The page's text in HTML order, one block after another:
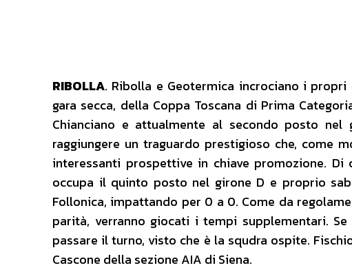
RIBOLLA. Ribolla e Geotermica incrociano i
gara secca, della Coppa Toscana di Prima
Chianciano e attualmente al secondo posto
raggiungere un traguardo prestigioso che, come
interessanti prospettive in chiave promozione.
occupa il quinto posto nel girone D e proprio
Follonica, impattando per 0 a 0. Come da
parità, verranno giocati i tempi supplementari.
passare il turno, visto che è la squdra ospite.
Cascone della sezione AIA di Siena.